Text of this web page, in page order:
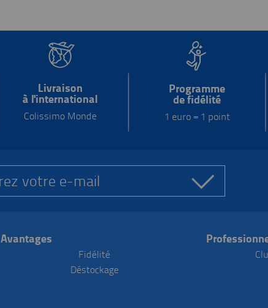
Livraison
à l'international
Colissimo Monde
Programme
de fidélité
1 euro = 1 point
Avantages
Fidélité
Déstockage